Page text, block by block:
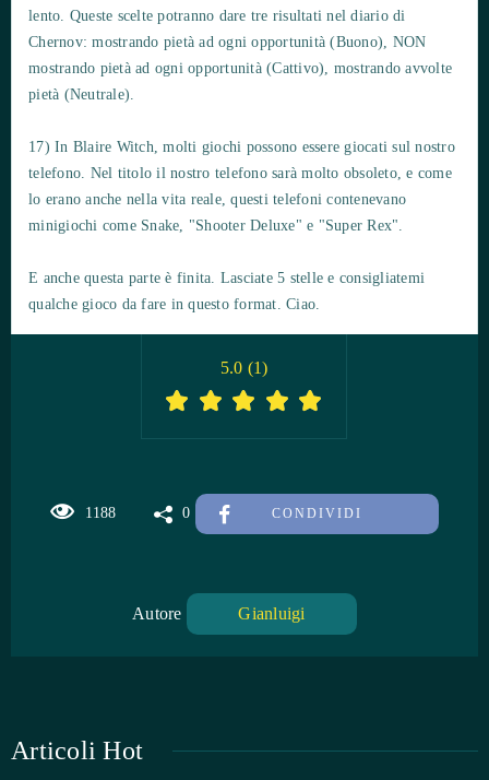
lento. Queste scelte potranno dare tre risultati nel diario di
Chernov: mostrando pietà ad ogni opportunità (Buono), NON
mostrando pietà ad ogni opportunità (Cattivo), mostrando avvolte
pietà (Neutrale).
17) In Blaire Witch, molti giochi possono essere giocati sul nostro
telefono. Nel titolo il nostro telefono sarà molto obsoleto, e come
lo erano anche nella vita reale, questi telefoni contenevano
minigiochi come Snake, "Shooter Deluxe" e "Super Rex".
E anche questa parte è finita. Lasciate 5 stelle e consigliatemi
qualche gioco da fare in questo format. Ciao.
1188 0 CONDIVIDI
5.0 (1)
Autore Gianluigi
Articoli Hot